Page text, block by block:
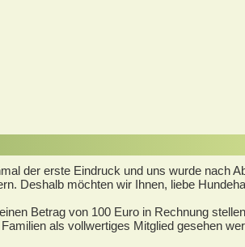
der erste Eindruck und uns wurde nach
Deshalb möchten wir Ihnen, liebe
Betrag von 100 Euro in Rechnung
als vollwertiges Mitglied gesehen